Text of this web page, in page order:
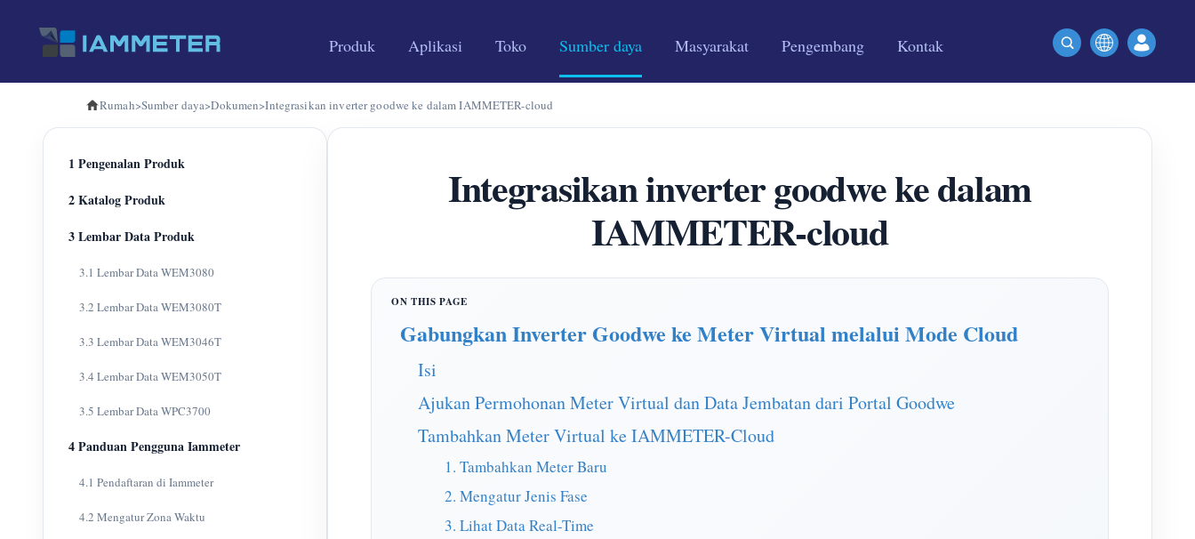
Produk Aplikasi Toko Sumber daya Masyarakat Pengembang Kontak
Rumah>Sumber daya>Dokumen>Integrasikan inverter goodwe ke dalam IAMMETER-cloud
1 Pengenalan Produk
2 Katalog Produk
3 Lembar Data Produk
3.1 Lembar Data WEM3080
3.2 Lembar Data WEM3080T
3.3 Lembar Data WEM3046T
3.4 Lembar Data WEM3050T
3.5 Lembar Data WPC3700
4 Panduan Pengguna Iammeter
4.1 Pendaftaran di Iammeter
4.2 Mengatur Zona Waktu
Integrasikan inverter goodwe ke dalam
IAMMETER-cloud
Gabungkan Inverter Goodwe ke Meter Virtual melalui Mode Cloud
Isi
Ajukan Permohonan Meter Virtual dan Data Jembatan dari Portal Goodwe
Tambahkan Meter Virtual ke IAMMETER-Cloud
1. Tambahkan Meter Baru
2. Mengatur Jenis Fase
3. Lihat Data Real-Time